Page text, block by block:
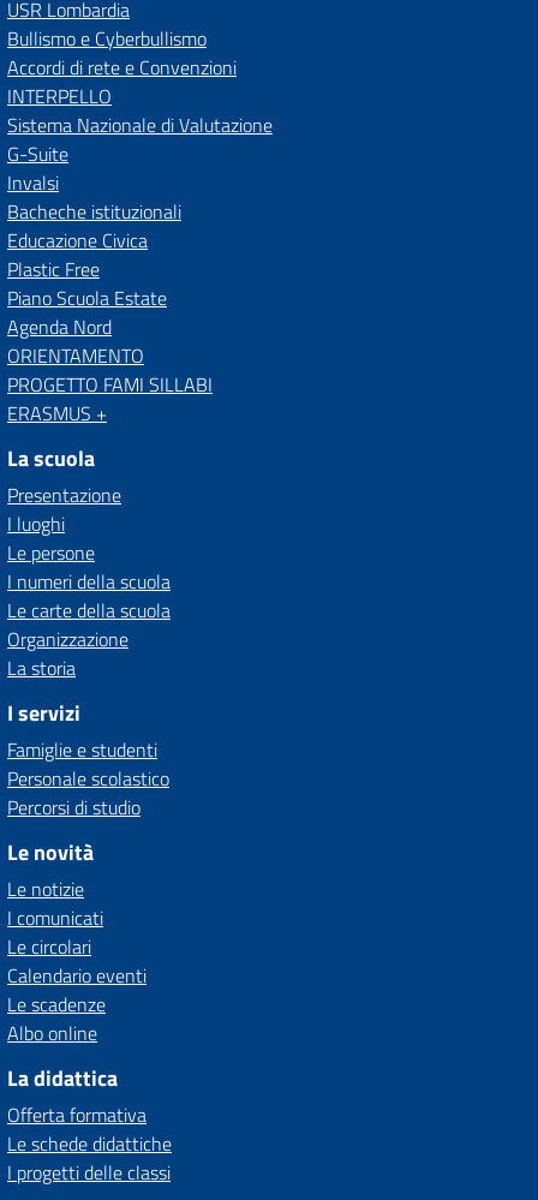
USR Lombardia
Bullismo e Cyberbullismo
Accordi di rete e Convenzioni
INTERPELLO
Sistema Nazionale di Valutazione
G-Suite
Invalsi
Bacheche istituzionali
Educazione Civica
Plastic Free
Piano Scuola Estate
Agenda Nord
ORIENTAMENTO
PROGETTO FAMI SILLABI
ERASMUS +
La scuola
Presentazione
I luoghi
Le persone
I numeri della scuola
Le carte della scuola
Organizzazione
La storia
I servizi
Famiglie e studenti
Personale scolastico
Percorsi di studio
Le novità
Le notizie
I comunicati
Le circolari
Calendario eventi
Le scadenze
Albo online
La didattica
Offerta formativa
Le schede didattiche
I progetti delle classi